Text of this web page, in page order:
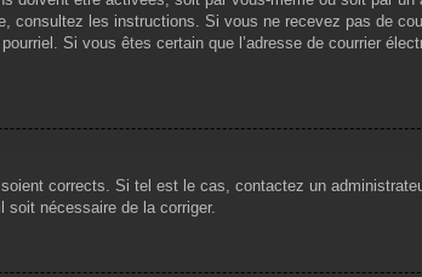
les instructions. Si vous ne recevez pas de
Si vous êtes certain que l’adresse de courrier
corrects. Si tel est le cas, contactez un
soit nécessaire de la corriger.